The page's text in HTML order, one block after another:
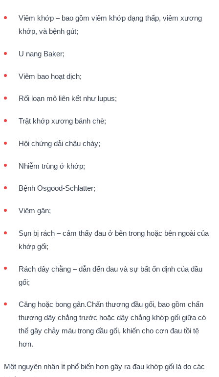
Viêm khớp – bao gồm viêm khớp dạng thấp, viêm xương
khớp, và bệnh gút;
U nang Baker;
Viêm bao hoạt dịch;
Rối loạn mô liên kết như lupus;
Trật khớp xương bánh chè;
Hội chứng dải chậu chày;
Nhiễm trùng ở khớp;
Bệnh Osgood-Schlatter;
Viêm gân;
Sụn bị rách – cảm thấy đau ở bên trong hoặc bên ngoài của
khớp gối;
Rách dây chằng – dẫn đến đau và sự bất ổn định của đầu
gối;
Căng hoặc bong gân.Chấn thương đầu gối, bao gồm chấn
thương dây chằng trước hoặc dây chằng khớp gối giữa có
thể gây chảy máu trong đầu gối, khiến cho cơn đau tồi tệ
hơn.
Một nguyên nhân ít phổ biến hơn gây ra đau khớp gối là do các